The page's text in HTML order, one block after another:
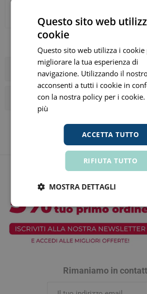
Prezzo consigliato: € 6,50 Prezzo
Categorie
I tag più popolari
Rimaniamo in
Questo sito web
cookie
Questo sito web utilizza i cookie
migliorare la tua esperienza di
navigazione. Utilizzando il
acconsenti a tutti i cookie in
con la nostra policy per i cookie.
più
ACCETTA TUTTO
RIFIUTA TUTTO
MOSTRA DETTAGLI